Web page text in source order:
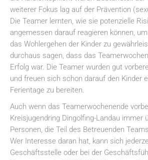
weiterer Fokus lag auf der Prävention
Die Teamer lernten, wie sie potenzielle
angemessen darauf reagieren können,
das Wohlergehen der Kinder zu
durchaus sagen, dass das
Erfolg war. Die Teamer wurden gut
und freuen sich schon darauf den Kinder
Ferientage zu bereiten.
Auch wenn das Teamerwochenende
Kreisjugendring Dingolfing-Landau immer
Personen, die Teil des Betreuenden
Wer Interesse daran hat, kann sich
Geschäftsstelle oder bei der